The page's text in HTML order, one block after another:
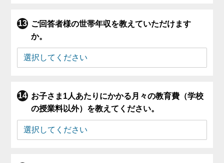
ご回答者様の世帯年収を教えていただけます
か。
お子さま1人あたりにかかる月々の教育費（学校
の授業料以外）を教えてください。